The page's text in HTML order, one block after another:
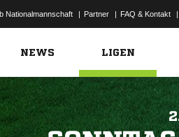
Nationalmannschaft | Partner | FAQ & Kontakt |
NEWS LIGEN